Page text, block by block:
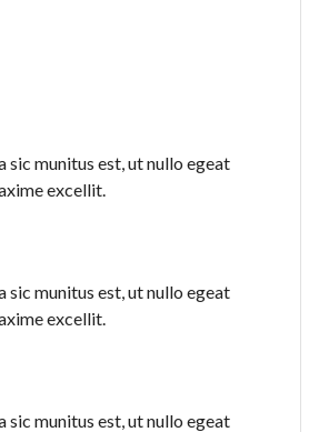
munitus est, ut nullo egeat
excellit.
munitus est, ut nullo egeat
excellit.
munitus est, ut nullo egeat